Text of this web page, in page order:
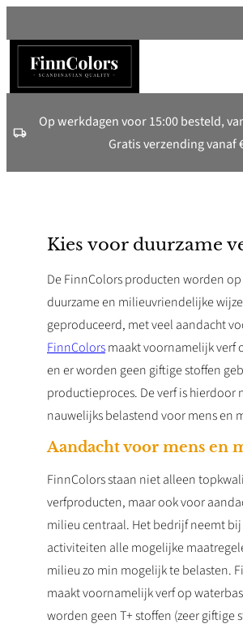
naar
inhoud
Op werkdagen voor 15:00 besteld,
Gratis verzending vanaf
Kies voor duurzame
De FinnColors producten worden op
duurzame en milieuvriendelijke wijze
geproduceerd, met veel aandacht
FinnColorsmaakt voornamelijk verf
en er worden geen giftige stoffen
productieproces. De verf is hierdoor
nauwelijks belastend voor mens en
Aandacht voor mens en
FinnColors staan niet alleen
verfproducten, maar ook voor
milieu centraal. Het bedrijf neemt
activiteiten alle mogelijke
milieu zo min mogelijk te belasten.
maakt voornamelijk verf op
worden geen T+ stoffen (zeer giftige